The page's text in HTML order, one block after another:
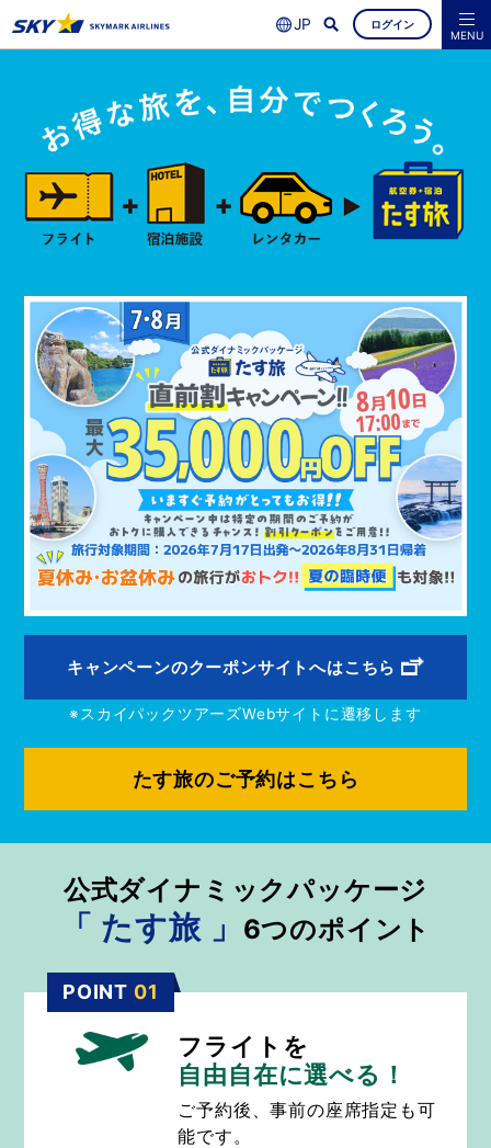
ログイン
空席照会・ご予約
よくあるご質問 MENU
キャンペーンのクーポンサイトへはこちら
※スカイパックツアーズWebサイトに遷移します
たす旅のご予約はこちら
公式ダイナミックパッケージ
「 たす旅 」 6つのポイント
POINT 01
フライトを
自由自在に選べる！
ご予約後、事前の座席指定も可
能です。